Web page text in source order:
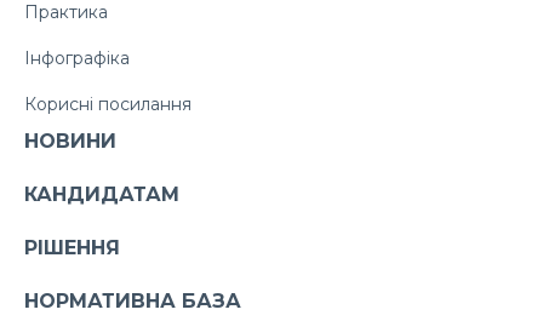
Практика
Інфографіка
Корисні посилання
НОВИНИ
КАНДИДАТАМ
РІШЕННЯ
НОРМАТИВНА БАЗА